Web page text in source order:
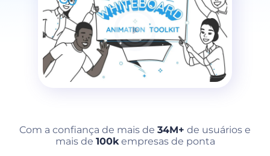
Com a confiança de mais de 34M+ de usuários e
mais de 100kempresas de ponta